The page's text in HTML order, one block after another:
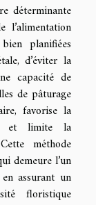
déterminante
l’alimentation
planifiées
d’éviter la
capacité de
de pâturage
favorise la
et limite la
méthode
demeure l’un
assurant un
floristique